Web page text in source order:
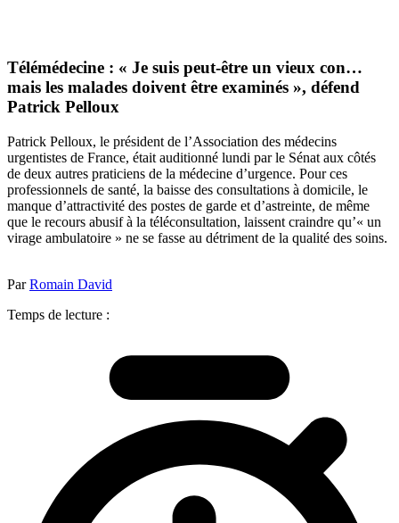
Télémédecine : « Je suis peut-être un vieux con…
mais les malades doivent être examinés », défend
Patrick Pelloux
Patrick Pelloux, le président de l’Association des médecins
urgentistes de France, était auditionné lundi par le Sénat aux côtés
de deux autres praticiens de la médecine d’urgence. Pour ces
professionnels de santé, la baisse des consultations à domicile, le
manque d’attractivité des postes de garde et d’astreinte, de même
que le recours abusif à la téléconsultation, laissent craindre qu’« un
virage ambulatoire » ne se fasse au détriment de la qualité des soins.
ParRomain David
Temps de lecture :